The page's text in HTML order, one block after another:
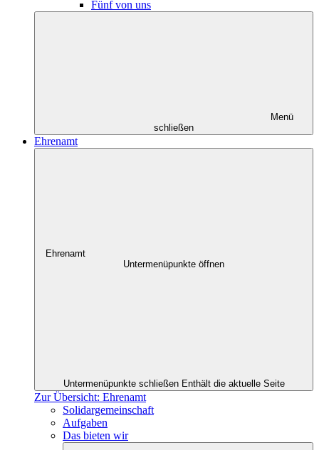
Fünf von uns
Menü
schließen
Ehrenamt
Ehrenamt
Untermenüpunkte öffnen
Untermenüpunkte schließen Enthält die aktuelle Seite
Zur Übersicht: Ehrenamt
Solidargemeinschaft
Aufgaben
Das bieten wir